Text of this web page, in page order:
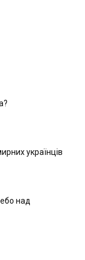
українців
над